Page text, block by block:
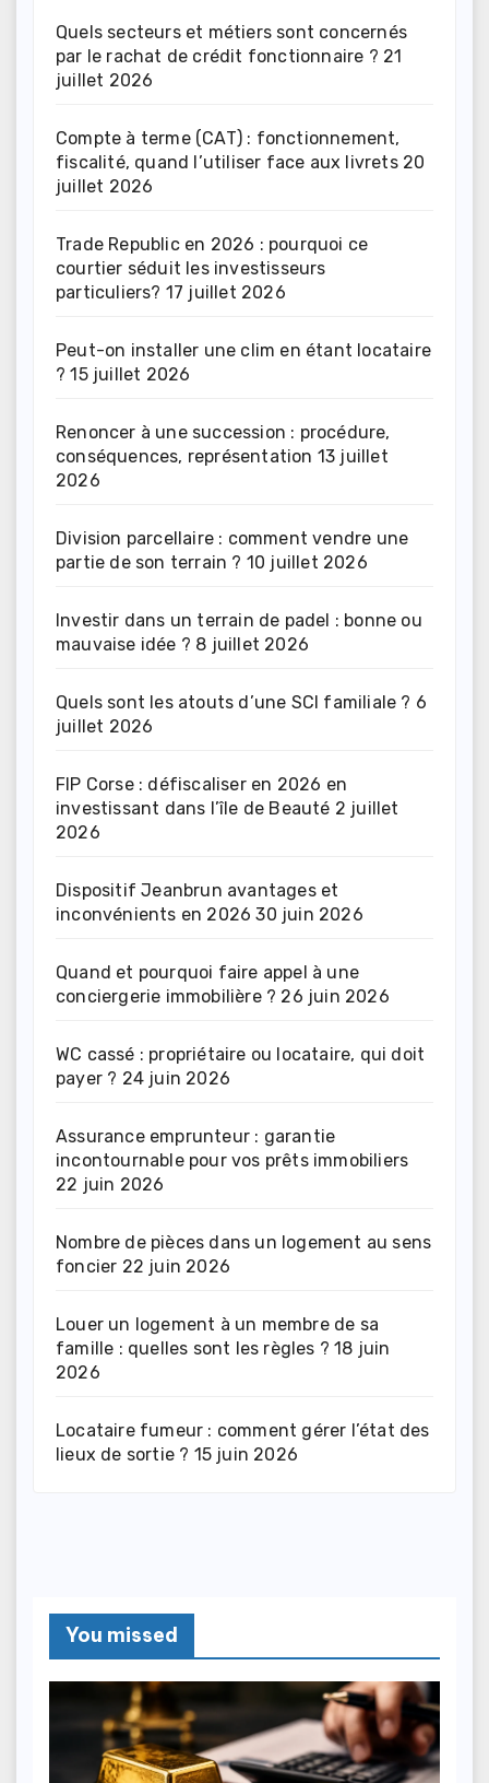
Quels secteurs et métiers sont concernés
par le rachat de crédit fonctionnaire ? 21
juillet 2026
Compte à terme (CAT) : fonctionnement,
fiscalité, quand l’utiliser face aux livrets 20
juillet 2026
Trade Republic en 2026 : pourquoi ce
courtier séduit les investisseurs
particuliers? 17 juillet 2026
Peut-on installer une clim en étant locataire
? 15 juillet 2026
Renoncer à une succession : procédure,
conséquences, représentation 13 juillet
2026
Division parcellaire : comment vendre une
partie de son terrain ? 10 juillet 2026
Investir dans un terrain de padel : bonne ou
mauvaise idée ? 8 juillet 2026
Quels sont les atouts d’une SCI familiale ? 6
juillet 2026
FIP Corse : défiscaliser en 2026 en
investissant dans l’île de Beauté 2 juillet
2026
Dispositif Jeanbrun avantages et
inconvénients en 2026 30 juin 2026
Quand et pourquoi faire appel à une
conciergerie immobilière ? 26 juin 2026
WC cassé : propriétaire ou locataire, qui doit
payer ? 24 juin 2026
Assurance emprunteur : garantie
incontournable pour vos prêts immobiliers
22 juin 2026
Nombre de pièces dans un logement au sens
foncier 22 juin 2026
Louer un logement à un membre de sa
famille : quelles sont les règles ? 18 juin
2026
Locataire fumeur : comment gérer l’état des
lieux de sortie ? 15 juin 2026
You missed